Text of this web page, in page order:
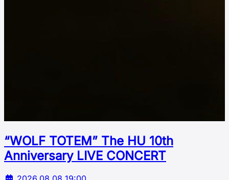
“WOLF TOTEM” The HU 10th
Аnniversary LIVE CONCERT